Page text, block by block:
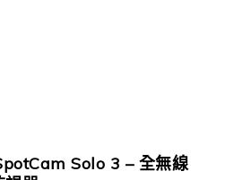
Solo 3 – 全無線